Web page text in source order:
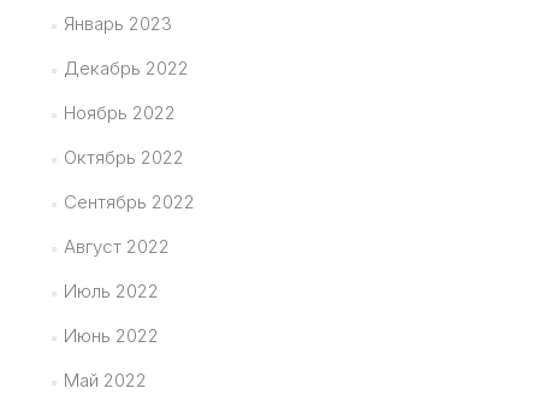
Январь 2023
Декабрь 2022
Ноябрь 2022
Октябрь 2022
Сентябрь 2022
Август 2022
Июль 2022
Июнь 2022
Май 2022